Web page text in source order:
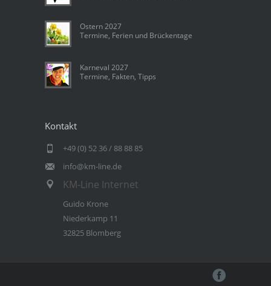
Ostern 2027
Termine, Ferien und Brückentage
Karneval 2027
Termine, Fakten, Tipps
Kontakt
+49 (0) 52 36 / 88 88 85
info@km-line.de
KM-Line Internet
Guido Krone
Niederkamp 11
32825 Blomberg